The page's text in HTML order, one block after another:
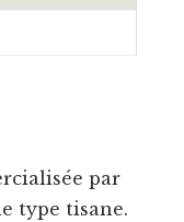
par
type tisane.